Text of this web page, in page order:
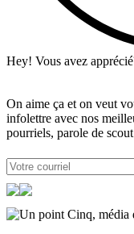
Hey! Vous avez
On aime ça et on veut
infolettre avec nos
pourriels, parole de